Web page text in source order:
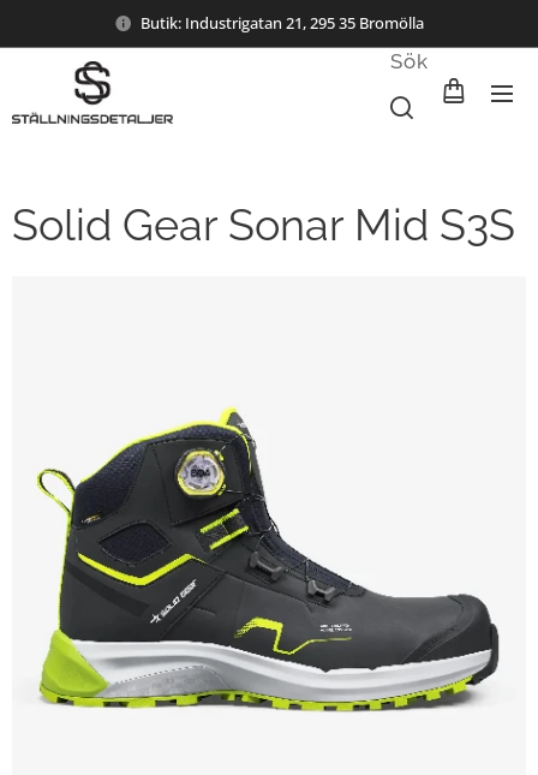
Butik: Industrigatan 21, 295 35 Bromölla
Sök
Solid Gear Sonar Mid S3S